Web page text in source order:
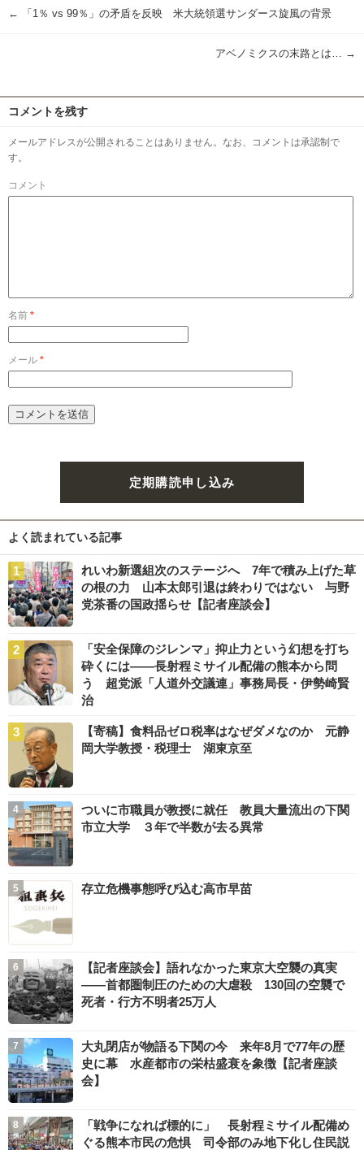
← 「1％ vs 99％」の矛盾を反映 米大統領選サンダース旋風の背景
アベノミクスの末路とは… →
コメントを残す
メールアドレスが公開されることはありません。なお、コメントは承認制で
す。
コメント
名前 *
メール *
定期購読申し込み
よく読まれている記事
れいわ新選組次のステージへ 7年で積み上げた草
の根の力 山本太郎引退は終わりではない 与野
党茶番の国政揺らせ【記者座談会】
「安全保障のジレンマ」抑止力という幻想を打ち
砕くには――長射程ミサイル配備の熊本から問
う 超党派「人道外交議連」事務局長・伊勢崎賢
治
【寄稿】食料品ゼロ税率はなぜダメなのか 元静
岡大学教授・税理士 湖東京至
ついに市職員が教授に就任 教員大量流出の下関
市立大学 ３年で半数が去る異常
存立危機事態呼び込む高市早苗
【記者座談会】語れなかった東京大空襲の真実
――首都圏制圧のための大虐殺 130回の空襲で
死者・行方不明者25万人
大丸閉店が物語る下関の今 来年8月で77年の歴
史に幕 水産都市の栄枯盛衰を象徴【記者座談
会】
「戦争になれば標的に」 長射程ミサイル配備め
ぐる熊本市民の危惧 司令部のみ地下化し住民説